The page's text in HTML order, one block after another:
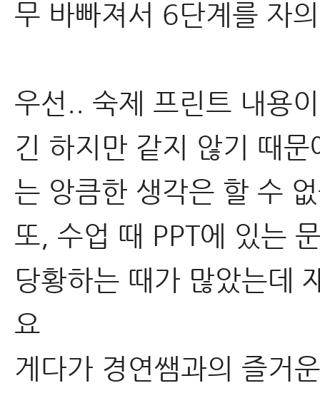
무 바빠져서 6단계를 자
우선.. 숙제 프린트 내용
긴 하지만 같지 않기 때
는 앙큼한 생각은 할 수
또, 수업 때 PPT에 있는
당황하는 때가 많았는데
요
게다가 경연쌤과의 즐거